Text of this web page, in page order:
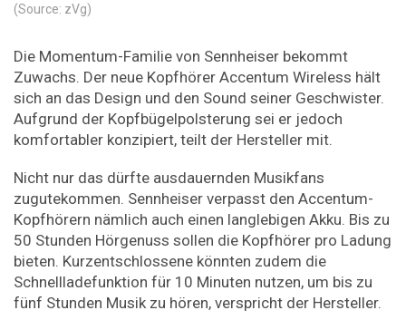
(Source: zVg)
Die Momentum-Familie von Sennheiser bekommt
Zuwachs. Der neue Kopfhörer Accentum Wireless hält
sich an das Design und den Sound seiner Geschwister.
Aufgrund der Kopfbügelpolsterung sei er jedoch
komfortabler konzipiert, teilt der Hersteller mit.
Nicht nur das dürfte ausdauernden Musikfans
zugutekommen. Sennheiser verpasst den Accentum-
Kopfhörern nämlich auch einen langlebigen Akku. Bis zu
50 Stunden Hörgenuss sollen die Kopfhörer pro Ladung
bieten. Kurzentschlossene könnten zudem die
Schnellladefunktion für 10 Minuten nutzen, um bis zu
fünf Stunden Musik zu hören, verspricht der Hersteller.